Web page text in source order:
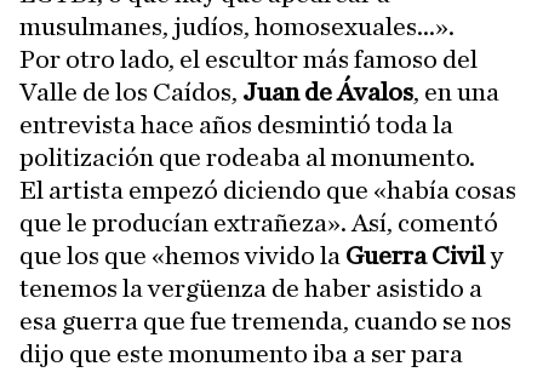
musulmanes, judíos, homosexuales...».
Por otro lado, el escultor más famoso del
Valle de los Caídos, Juan de Ávalos, en una
entrevista hace años desmintió toda la
politización que rodeaba al monumento.
El artista empezó diciendo que «había cosas
que le producían extrañeza». Así, comentó
que los que «hemos vivido la Guerra Civily
tenemos la vergüenza de haber asistido a
esa guerra que fue tremenda, cuando se nos
dijo que este monumento iba a ser para